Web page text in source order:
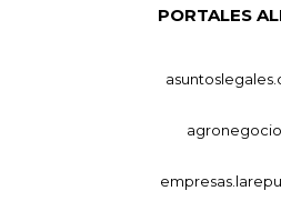
PORTALES